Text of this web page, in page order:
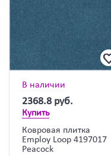
В наличии
2368.8 руб.
Купить
Ковровая плитка
Employ Loop 4197017
Peacock